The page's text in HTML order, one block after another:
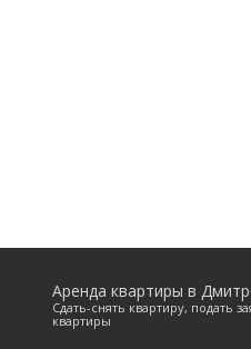
Аренда квартиры в
Сдать-снять квартиру, подать
квартиры